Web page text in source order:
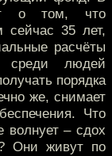
о том, что
сейчас 35 лет,
расчёты
среди людей
порядка
же, снимает
Что
волнует – сдох
Они живут по